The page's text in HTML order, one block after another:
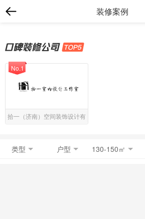
装修案例
拾一（济南）空间装饰设计有
No.1
类型 户型 130-150㎡